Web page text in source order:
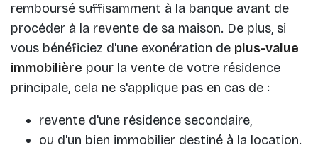
remboursé suffisamment à la banque avant de
procéder à la revente de sa maison. De plus, si
vous bénéficiez d'une exonération de plus-value
immobilière pour la vente de votre résidence
principale, cela ne s'applique pas en cas de :
revente d'une résidence secondaire,
ou d'un bien immobilier destiné à la location.